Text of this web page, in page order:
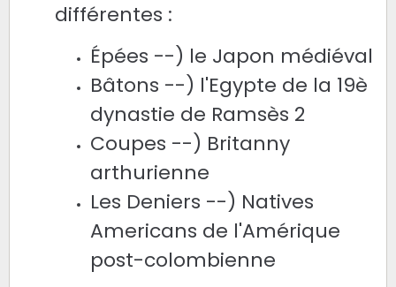
différentes :
Épées --) le Japon médiéval
Bâtons --) l'Egypte de la 19è
dynastie de Ramsès 2
Coupes --) Britanny
arthurienne
Les Deniers --) Natives
Americans de l'Amérique
post-colombienne